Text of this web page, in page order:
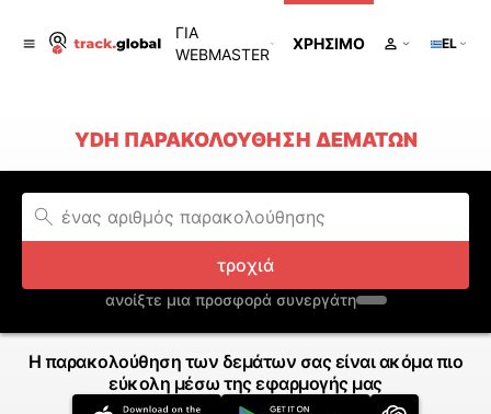
ΓΙΑ
WEBMASTER
ΧΡΉΣΙΜΟ EL
YDH ΠΑΡΑΚΟΛΟΎΘΗΣΗ ΔΕΜΆΤΩΝ
τροχιά
ανοίξτε μια προσφορά συνεργάτη
Η παρακολούθηση των δεμάτων σας είναι ακόμα πιο
εύκολη μέσω της εφαρμογής μας